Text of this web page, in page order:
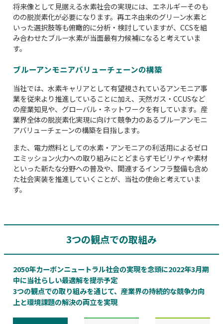
将来像として見据える水素社会の実現には、エネルギーそのも
のの脱炭素化が必要になります。再エネ由来のグリーン水素と
いった選択肢等も俯瞰的に分析・検討していますが、CCSを組
み合わせたブルー水素が当面最有力候補になると考えていま
す。
ブルーアンモニアバリューチェーンの構築
当社では、水素キャリアとして有望視されているアンモニア事
業を従来より推進していることに加え、天然ガス・CCUSなど
の産業知見や、グローバル・ネットワークを有しています。産
業界全体の脱炭素化実現に向けて競争力のあるブルーアンモニ
アバリューチェーンの構築を目指します。
また、電力燃料としての水素・アンモニアの利活用によるゼロ
エミッション火力への取り組みにとどまらずモビリティや素材
といった新たな分野への普及や、関連するインフラ整備も含め
た社会実装を推進していくことが、当社の使命と考えていま
す。
3つの観点での取組み
2050年カーボンニュートラル社会の実現を念頭に2022年3月期
中に当社らしい最適解を提示予定
3つの観点での取り組みを通じて、産業界の持続的な競争力向
上と環境課題の解決の両立を実現